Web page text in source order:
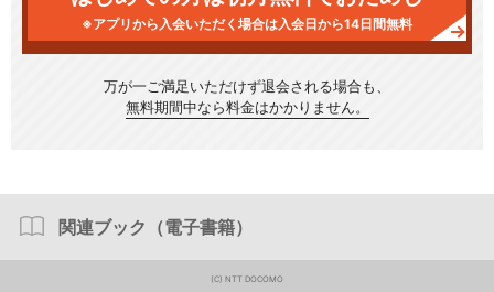
※アプリから入会いただく場合は入会日から14日間無料
万が一ご満足いただけず退会される場合も、
無料期間中なら料金はかかりません。
関連ブック（電子書籍）
(C) NTT DOCOMO